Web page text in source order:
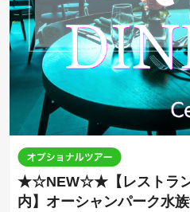
★☆NEW☆★【レストラン
内】オーシャンパーク水